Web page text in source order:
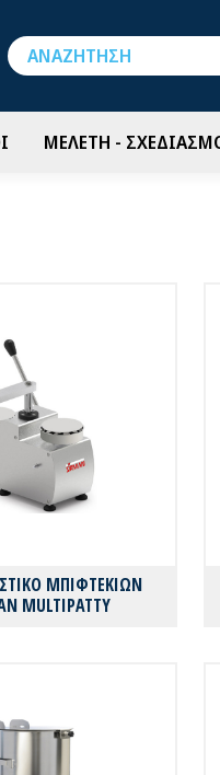
ΜΕΛΕΤΗ -
ΜΠΙΦΤΕΚΙΩΝ
MULTIPATTY